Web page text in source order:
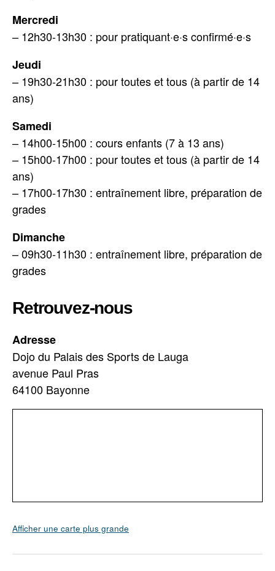
Mercredi
– 12h30-13h30 : pour pratiquant·e·s confirmé·e·s
Jeudi
– 19h30-21h30 : pour toutes et tous (à partir de 14
ans)
Samedi
– 14h00-15h00 : cours enfants (7 à 13 ans)
– 15h00-17h00 : pour toutes et tous (à partir de 14
ans)
– 17h00-17h30 : entraînement libre, préparation de
grades
Dimanche
– 09h30-11h30 : entraînement libre, préparation de
grades
Retrouvez-nous
Adresse
Dojo du Palais des Sports de Lauga
avenue Paul Pras
64100 Bayonne
Afficher une carte plus grande